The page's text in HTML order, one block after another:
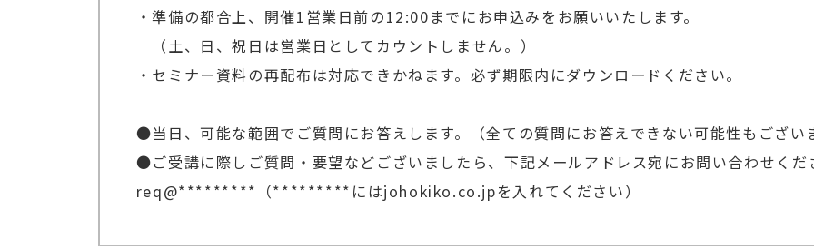
・準備の都合上、開催1営業日前の12:00までにお申込みをお願いいたします。
（土、日、祝日は営業日としてカウントしません。）
・セミナー資料の再配布は対応できかねます。必ず期限内にダウンロードください。
●当日、可能な範囲でご質問にお答えします。（全ての質問にお答えできない可能性もござい
●ご受講に際しご質問・要望などございましたら、下記メールアドレス宛にお問い合わせくだ
req@*********（*********にはjohokiko.co.jpを入れてください）